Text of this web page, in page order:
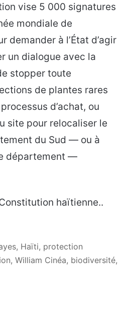
vise 5 000 signatures
mondiale de
demander à l’État d’agir
un dialogue avec la
stopper toute
de plantes rares
d’achat, ou
site pour relocaliser le
du Sud — ou à
département —
haïtienne..
Haïti, protection
William Cinéa, biodiversité,